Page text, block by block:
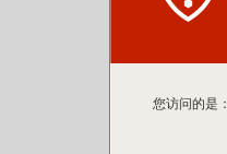
您访问的是：